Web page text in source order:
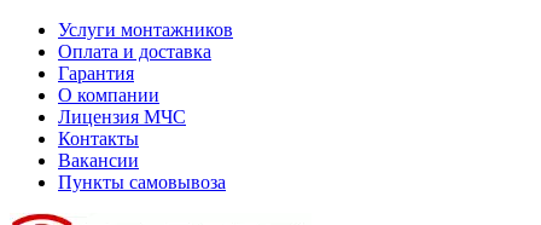
Услуги монтажников
Оплата и доставка
Гарантия
О компании
Лицензия МЧС
Контакты
Вакансии
Пункты самовывоза